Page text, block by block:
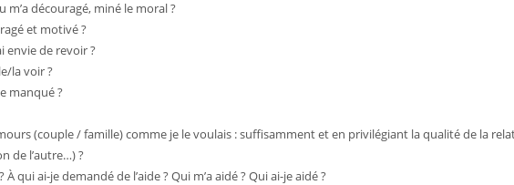
m’a découragé, miné le moral ?
et motivé ?
envie de revoir ?
la voir ?
manqué ?
(couple / famille) comme je le voulais : suffisamment et en privilégiant la qualité de la
de l’autre…) ?
À qui ai-je demandé de l’aide ? Qui m’a aidé ? Qui ai-je aidé ?